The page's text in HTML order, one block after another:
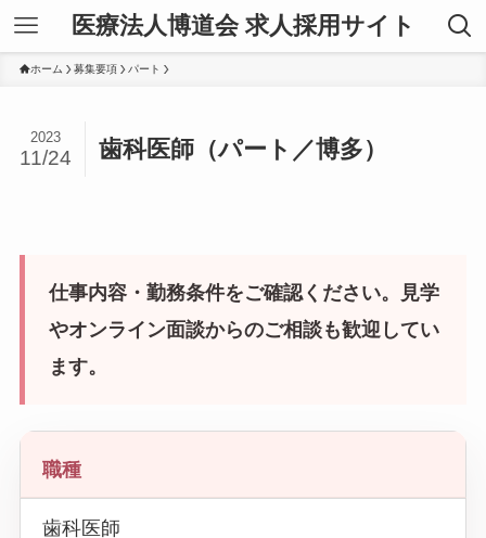
医療法人博道会 求人採用サイト
ホーム 募集要項 パート
歯科医師（パート／博多）
2023
11/24
仕事内容・勤務条件をご確認ください。見学
やオンライン面談からのご相談も歓迎してい
ます。
職種
歯科医師